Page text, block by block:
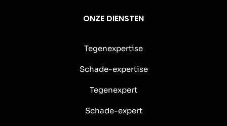
ONZE DIENSTEN
Tegenexpertise
Schade-expertise
Tegenexpert
Schade-expert